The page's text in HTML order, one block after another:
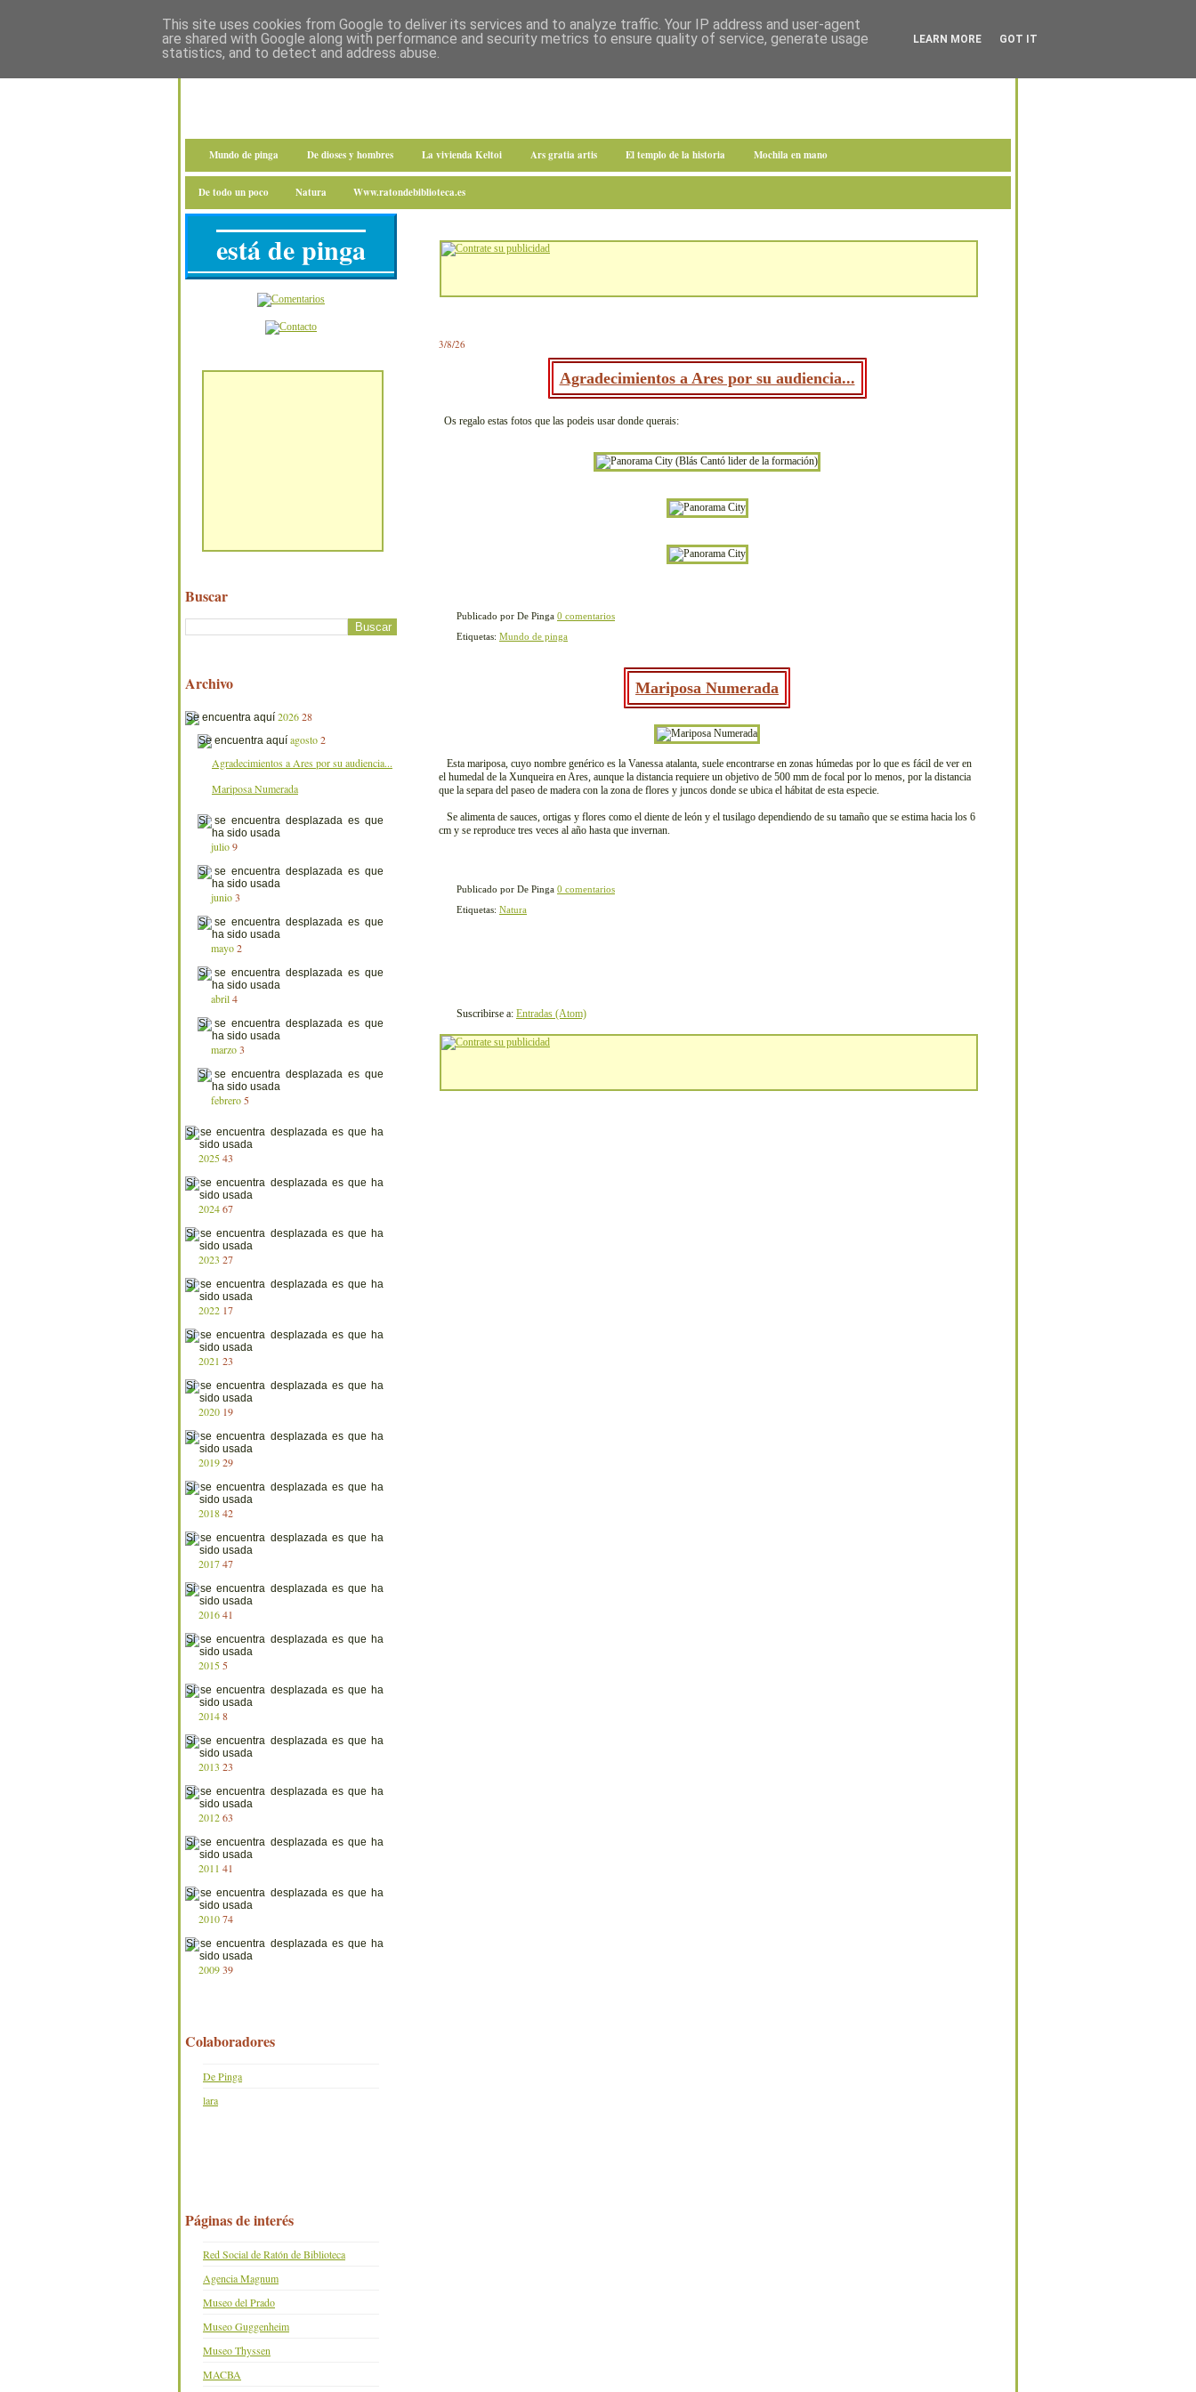
Mundo de pinga De dioses y hombres La vivienda Keltoi Ars gratia artis El templo de la historia Mochila en mano
De todo un poco Natura Www.ratondebiblioteca.es
3/8/26
Agradecimientos a Ares por su audiencia...
Os regalo estas fotos que las podeis usar donde querais:
Publicado por De Pinga 0 comentarios
Etiquetas: Mundo de pinga
Mariposa Numerada
Esta mariposa, cuyo nombre genérico es la Vanessa atalanta, suele encontrarse en zonas húmedas por lo que es fácil de ver en
el humedal de la Xunqueira en Ares, aunque la distancia requiere un objetivo de 500 mm de focal por lo menos, por la distancia
que la separa del paseo de madera con la zona de flores y juncos donde se ubica el hábitat de esta especie.
Se alimenta de sauces, ortigas y flores como el diente de león y el tusilago dependiendo de su tamaño que se estima hacia los 6
cm y se reproduce tres veces al año hasta que invernan.
Publicado por De Pinga 0 comentarios
Etiquetas: Natura
Suscribirse a: Entradas (Atom)
está de pinga
Buscar
Archivo
202628
agosto 2
Agradecimientos a Ares por su audiencia...
Mariposa Numerada
julio 9
junio 3
mayo 2
abril 4
marzo 3
febrero 5
202543
202467
2023 27
2022 17
2021 23
2020 19
201929
201842
201747
201641
2015 5
20148
2013 23
201263
2011 41
201074
200939
Colaboradores
De Pinga
lara
Páginas de interés
Red Social de Ratón de Biblioteca
Agencia Magnum
Museo del Prado
Museo Guggenheim
Museo Thyssen
MACBA
This site uses cookies from Google to deliver its services and to analyze traffic. Your IP address and user-agent
are shared with Google along with performance and security metrics to ensure quality of service, generate usage
statistics, and to detect and address abuse.
LEARN MORE GOT IT